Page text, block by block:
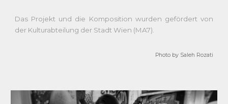
Das Projekt und die Komposition wurden gefördert von
der Kulturabteilung der Stadt Wien (MA7).
Photo by Saleh Rozati